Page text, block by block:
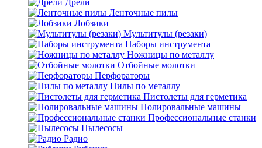
Дрели
Ленточные пилы
Лобзики
Мультитулы (резаки)
Наборы инструмента
Ножницы по металлу
Отбойные молотки
Перфораторы
Пилы по металлу
Пистолеты для герметика
Полировальные машины
Профессиональные станки
Пылесосы
Радио